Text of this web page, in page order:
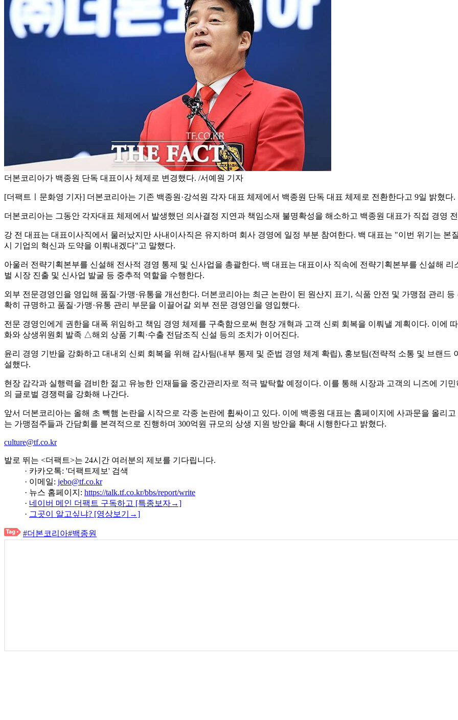
더본코리아가 백종원 단독 대표이사 체제로 변경했다. /서예원 기자
[더팩트ㅣ문화영 기자] 더본코리아는 기존 백종원·강석원 각자 대표 체제에서 백종원 단독 대표 체제로 전환한다고 9일 밝혔다.
더본코리아는 그동안 각자대표 체제에서 발생했던 의사결정 지연과 책임소재 불명확성을 해소하고 백종원 대표가 직접 경영
강 전 대표는 대표이사직에서 물러났지만 사내이사직은 유지하며 회사 경영에 일정 부분 참여한다. 백 대표는 "이번 위기는
시 기업의 혁신과 도약을 이뤄내겠다"고 말했다.
아울러 전략기획본부를 신설해 전사적 경영 통제 및 신사업을 총괄한다. 백 대표는 대표이사 직속에 전략기획본부를 신설해
벌 시장 진출 및 신사업 발굴 등 중추적 역할을 수행한다.
외부 전문경영인을 영입해 품질·가맹·유통을 개선한다. 더본코리아는 최근 논란이 된 원산지 표기, 식품 안전 및 가맹점 관리
확히 규명하고 품질·가맹·유통 관리 부문을 이끌어갈 외부 전문 경영인을 영입했다.
전문 경영인에게 권한을 대폭 위임하고 책임 경영 체제를 구축함으로써 현장 개혁과 고객 신뢰 회복을 이뤄낼 계획이다. 이
화와 상생위원회 발족 △해외 상품 기획·수출 전담조직 신설 등의 조치가 이어진다.
윤리 경영 기반을 강화하고 대내외 신뢰 회복을 위해 감사팀(내부 통제 및 준법 경영 체계 확립), 홍보팀(전략적 소통 및 브랜
설했다.
현장 감각과 실행력을 겸비한 젊고 유능한 인재들을 중간관리자로 적극 발탁할 예정이다. 이를 통해 시장과 고객의 니즈에 기
의 글로벌 경쟁력을 강화해 나간다.
앞서 더본코리아는 올해 초 빽햄 논란을 시작으로 각종 논란에 휩싸이고 있다. 이에 백종원 대표는 홈페이지에 사과문을 올리
는 가맹점주들과 간담회를 본격적으로 진행하며 300억원 규모의 상생 지원 방안을 확대 시행한다고 밝혔다.
culture@tf.co.kr
발로 뛰는 <더팩트>는 24시간 여러분의 제보를 기다립니다.
· 카카오톡: '더팩트제보' 검색
· 이메일: jebo@tf.co.kr
· 뉴스 홈페이지: https://talk.tf.co.kr/bbs/report/write
· 네이버 메인 더팩트 구독하고 [특종보자→]
· 그곳이 알고싶냐? [영상보기→]
#더본코리아#백종원